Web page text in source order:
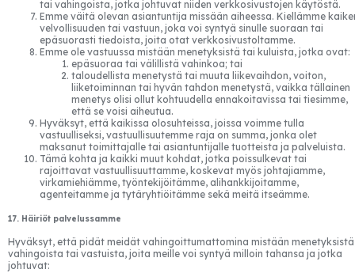
tai vahingoista, jotka johtuvat niiden verkkosivustojen käytöstä.
Emme väitä olevan asiantuntija missään aiheessa. Kiellämme
velvollisuuden tai vastuun, joka voi syntyä sinulle suoraan tai
epäsuorasti tiedoista, joita otat verkkosivustoltamme.
Emme ole vastuussa mistään menetyksistä tai kuluista, jotka ovat:
epäsuoraa tai välillistä vahinkoa; tai
taloudellista menetystä tai muuta liikevaihdon, voiton,
liiketoiminnan tai hyvän tahdon menetystä, vaikka tällainen
menetys olisi ollut kohtuudella ennakoitavissa tai tiesimme,
että se voisi aiheutua.
Hyväksyt, että kaikissa olosuhteissa, joissa voimme tulla
vastuulliseksi, vastuullisuutemme raja on summa, jonka olet
maksanut toimittajalle tai asiantuntijalle tuotteista ja palveluista.
Tämä kohta ja kaikki muut kohdat, jotka poissulkevat tai
rajoittavat vastuullisuuttamme, koskevat myös johtajiamme,
virkamiehiämme, työntekijöitämme, alihankkijoitamme,
agenteitamme ja tytäryhtiöitämme sekä meitä itseämme.
17. Häiriöt palvelussamme
Hyväksyt, että pidät meidät vahingoittumattomina mistään
vahingoista tai vastuista, joita meille voi syntyä milloin tahansa ja jotka
johtuvat: